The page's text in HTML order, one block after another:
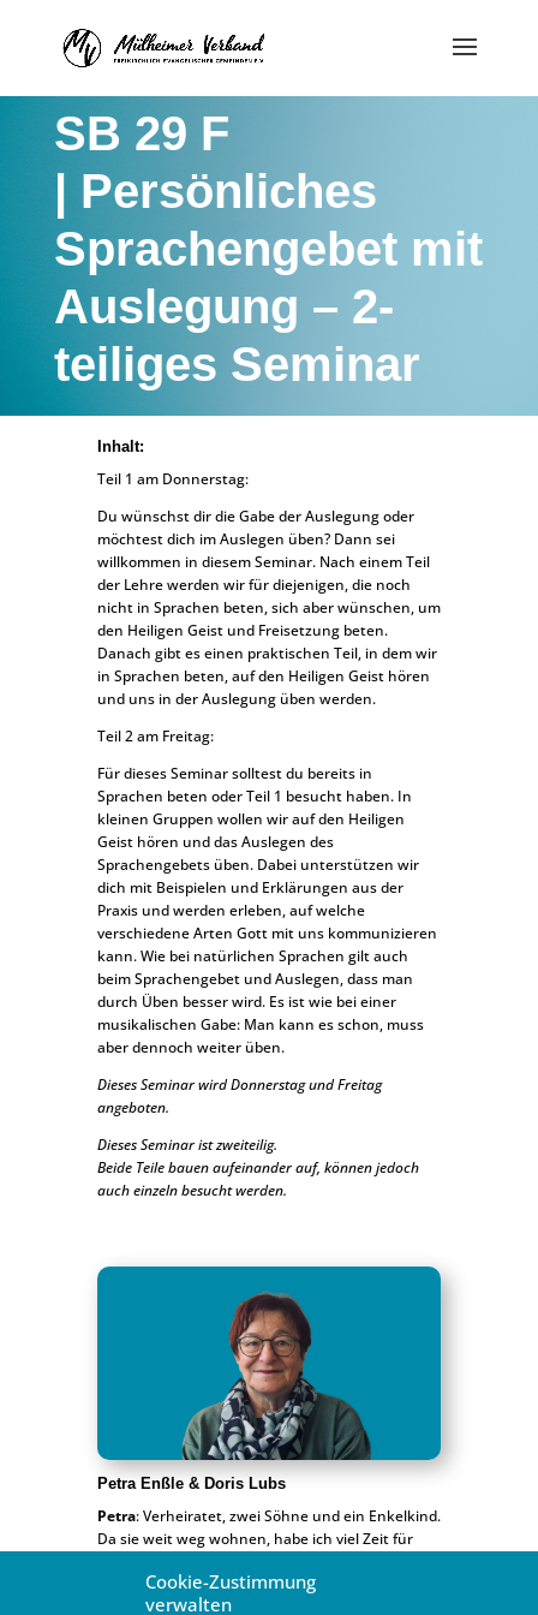
Cookie-Zustimmung
verwalten
SB 29 F
| Persönliches
Sprachengebet mit
Auslegung – 2-
teiliges Seminar
Inhalt:
Teil 1 am Donnerstag:
Du wünschst dir die Gabe der Auslegung oder
möchtest dich im Auslegen üben? Dann sei
willkommen in diesem Seminar. Nach einem Teil
der Lehre werden wir für diejenigen, die noch
nicht in Sprachen beten, sich aber wünschen, um
den Heiligen Geist und Freisetzung beten.
Danach gibt es einen praktischen Teil, in dem wir
in Sprachen beten, auf den Heiligen Geist hören
und uns in der Auslegung üben werden.
Teil 2 am Freitag:
Für dieses Seminar solltest du bereits in
Sprachen beten oder Teil 1 besucht haben. In
kleinen Gruppen wollen wir auf den Heiligen
Geist hören und das Auslegen des
Sprachengebets üben. Dabei unterstützen wir
dich mit Beispielen und Erklärungen aus der
Praxis und werden erleben, auf welche
verschiedene Arten Gott mit uns kommunizieren
kann. Wie bei natürlichen Sprachen gilt auch
beim Sprachengebet und Auslegen, dass man
durch Üben besser wird. Es ist wie bei einer
musikalischen Gabe: Man kann es schon, muss
aber dennoch weiter üben.
Dieses Seminar wird Donnerstag und Freitag
angeboten.
Dieses Seminar ist zweiteilig.
Beide Teile bauen aufeinander auf, können jedoch
auch einzeln besucht werden.
Petra Enßle & Doris Lubs
Petra: Verheiratet, zwei Söhne und ein Enkelkind.
Da sie weit weg wohnen, habe ich viel Zeit für
Zeit in Gemeinschaft, liebe Gottesdienste,
Gebetstreffen und Lobpreis. Ich lebe im